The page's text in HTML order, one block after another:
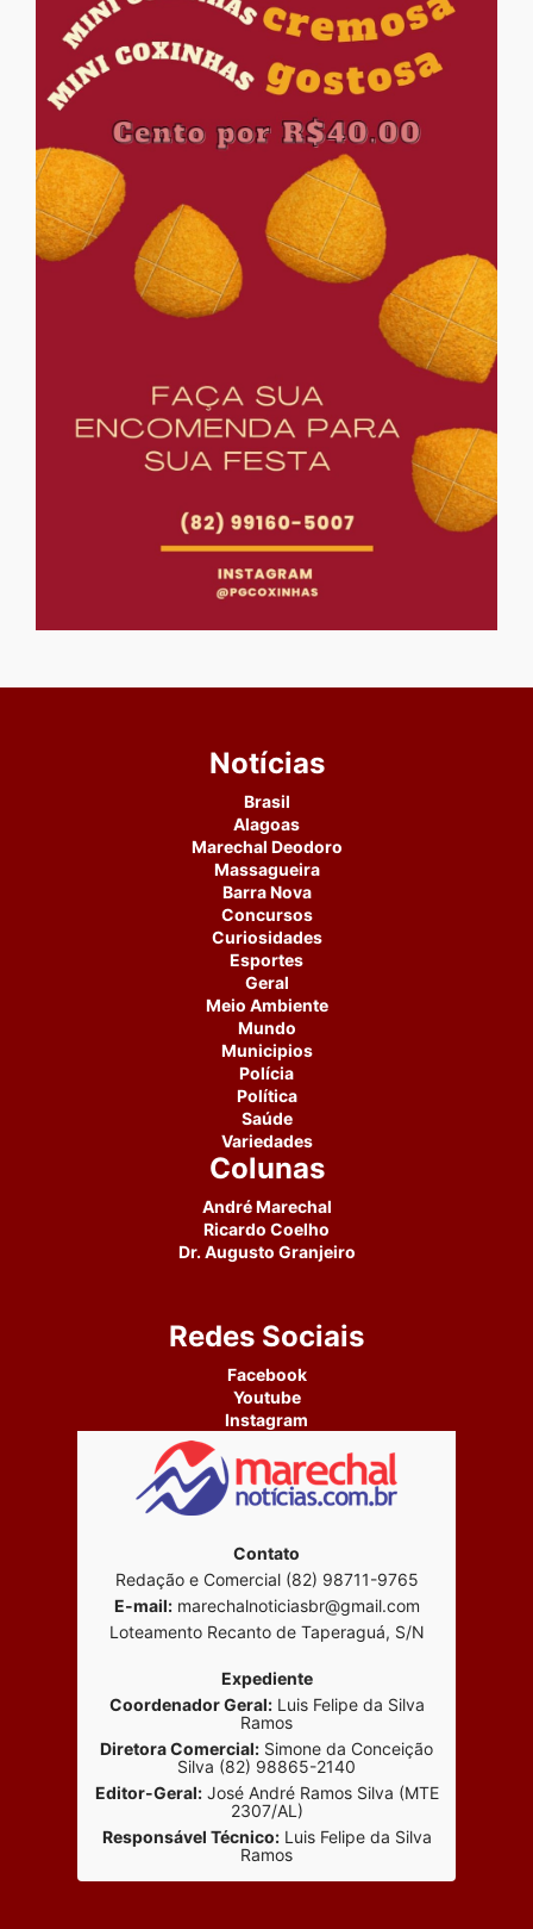
Notícias
Brasil
Alagoas
Marechal Deodoro
Massagueira
Barra Nova
Concursos
Curiosidades
Esportes
Geral
Meio Ambiente
Mundo
Municipios
Polícia
Política
Saúde
Variedades
Colunas
André Marechal
Ricardo Coelho
Dr. Augusto Granjeiro
Redes Sociais
Facebook
Youtube
Instagram
Contato
Redação e Comercial (82) 98711-9765
E-mail:marechalnoticiasbr@gmail.com
Loteamento Recanto de Taperaguá, S/N
Expediente
Coordenador Geral:Luis Felipe da Silva
Ramos
Diretora Comercial: Simone da Conceição
Silva (82) 98865-2140
Editor-Geral:José André Ramos Silva (MTE
2307/AL)
Responsável Técnico:Luis Felipe da Silva
Ramos